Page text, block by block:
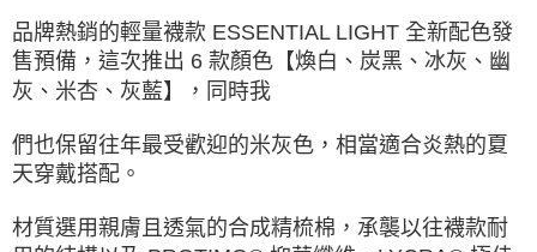
品牌熱銷的輕量襪款 ESSENTIAL LIGHT 全新配色發
售預備，這次推出 6 款顏色【煥白、炭黑、冰灰、幽
灰、米杏、灰藍】，同時我
們也保留往年最受歡迎的米灰色，相當適合炎熱的夏
天穿戴搭配。
材質選用親膚且透氣的合成精梳棉，承襲以往襪款耐